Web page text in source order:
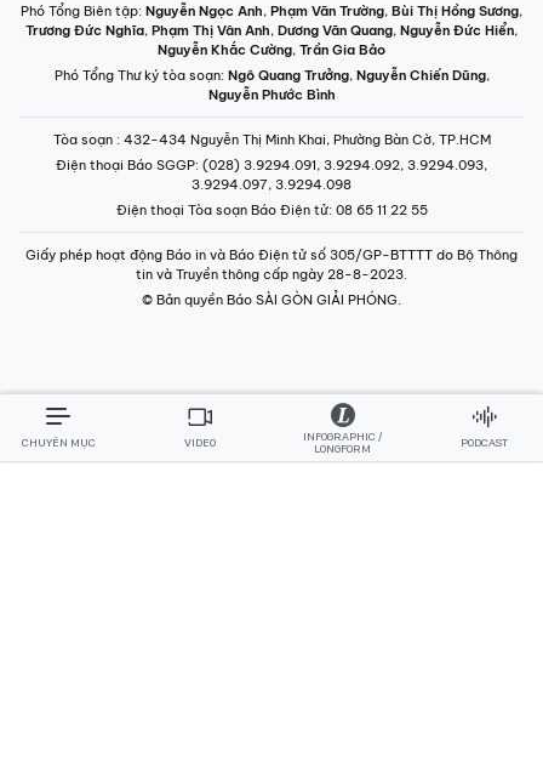
Phó Tổng Biên tập: Nguyễn Ngọc Anh, Phạm Văn Trường, Bùi Thị Hồng Sương,
Trương Đức Nghĩa, Phạm Thị Vân Anh, Dương Văn Quang, Nguyễn Đức Hiển,
Nguyễn Khắc Cường, Trần Gia Bảo
Phó Tổng Thư ký tòa soạn: Ngô Quang Trưởng, Nguyễn Chiến Dũng,
Nguyễn Phước Bình
Tòa soạn : 432-434 Nguyễn Thị Minh Khai, Phường Bàn Cờ, TP.HCM
Điện thoại Báo SGGP: (028) 3.9294.091, 3.9294.092, 3.9294.093,
3.9294.097, 3.9294.098
Điện thoại Tòa soạn Báo Điện tử: 08 65 11 22 55
Giấy phép hoạt động Báo in và Báo Điện tử số 305/GP-BTTTT do Bộ Thông
tin và Truyền thông cấp ngày 28-8-2023.
© Bản quyền Báo SÀI GÒN GIẢI PHÓNG.
CHUYÊN MỤC VIDEO
INFOGRAPHIC /
LONGFORM
PODCAST